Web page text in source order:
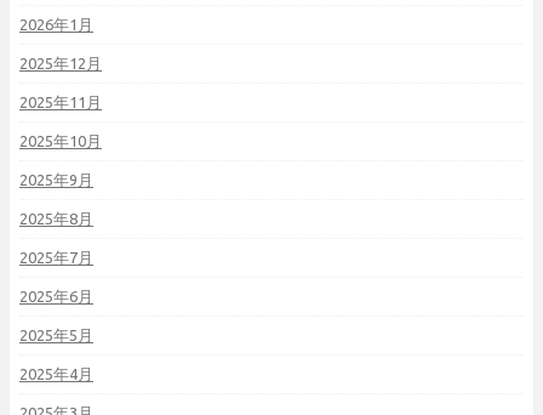
2026年1月
2025年12月
2025年11月
2025年10月
2025年9月
2025年8月
2025年7月
2025年6月
2025年5月
2025年4月